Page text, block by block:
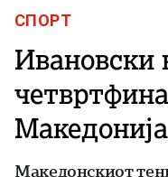
СПОРТ
Ивановски
Македонскиот